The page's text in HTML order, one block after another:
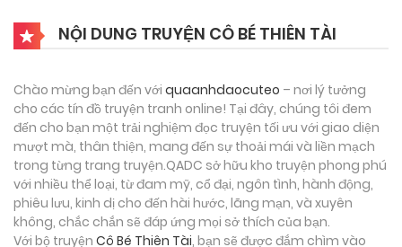
NỘI DUNG TRUYỆN CÔ BÉ THIÊN TÀI
Chào mừng bạn đến với quaanhdaocuteo – nơi lý tưởng
cho các tín đồ truyện tranh online! Tại đây, chúng tôi đem
đến cho bạn một trải nghiệm đọc truyện tối ưu với giao diện
mượt mà, thân thiện, mang đến sự thoải mái và liền mạch
trong từng trang truyện.QADC sở hữu kho truyện phong phú
với nhiều thể loại, từ đam mỹ, cổ đại, ngôn tình, hành động,
phiêu lưu, kinh dị cho đến hài hước, lãng mạn, và xuyên
không, chắc chắn sẽ đáp ứng mọi sở thích của bạn.
Với bộ truyện Cô Bé Thiên Tài, bạn sẽ được đắm chìm vào